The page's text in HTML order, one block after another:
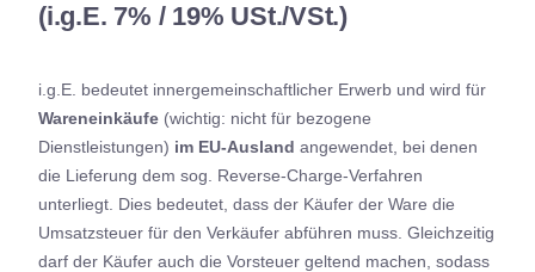
(i.g.E. 7% / 19% USt./VSt.)
i.g.E. bedeutet innergemeinschaftlicher Erwerb und wird für
Wareneinkäufe (wichtig: nicht für bezogene
Dienstleistungen) im EU-Ausland angewendet, bei denen
die Lieferung dem sog. Reverse-Charge-Verfahren
unterliegt. Dies bedeutet, dass der Käufer der Ware die
Umsatzsteuer für den Verkäufer abführen muss. Gleichzeitig
darf der Käufer auch die Vorsteuer geltend machen, sodass